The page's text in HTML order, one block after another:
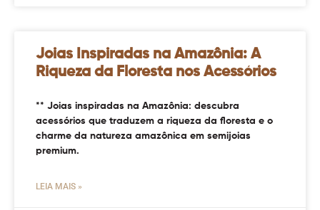
Joias Inspiradas na Amazônia: A
Riqueza da Floresta nos Acessórios
** Joias inspiradas na Amazônia: descubra
acessórios que traduzem a riqueza da floresta e o
charme da natureza amazônica em semijoias
premium.
LEIA MAIS »